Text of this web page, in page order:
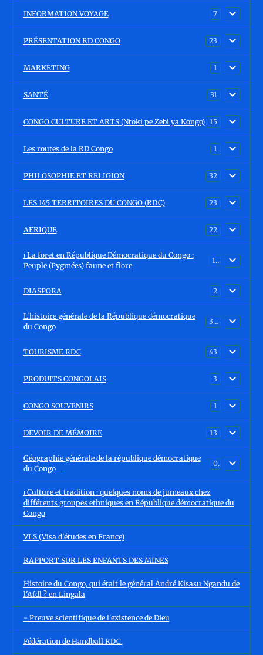
INFORMATION VOYAGE 7
PRÉSENTATION RD CONGO 23
MARKETING 1
SANTÉ 31
CONGO CULTURE ET ARTS (Ntoki pe Zebi ya Kongo) 15
Les routes de la RD Congo 1
PHILOSOPHIE ET RELIGION 32
LES 145 TERRITOIRES DU CONGO (RDC) 23
AFRIQUE 22
ℹ️ La foret en République Démocratique du Congo :
Peuple (Pygmées) faune et flore
15
DIASPORA 2
L'histoire générale de la République démocratique
du Congo
30
TOURISME RDC 43
PRODUITS CONGOLAIS 3
CONGO SOUVENIRS 1
DEVOIR DE MÉMOIRE 13
Géographie générale de la république démocratique
du Congo
0
ℹ️ Culture et tradition : quelques noms de jumeaux chez
différents groupes ethniques en République démocratique du
Congo
VLS (Visa d'études en France)
RAPPORT SUR LES ENFANTS DES MINES
Histoire du Congo, qui était le général André Kisasu Ngandu de
l'Afdl ? en Lingala
- Preuve scientifique de l'existence de Dieu
Fédération de Handball RDC.